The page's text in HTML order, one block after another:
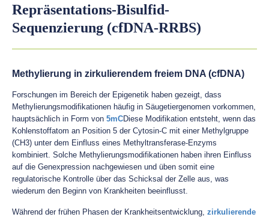
Repräsentations-Bisulfid-
Sequenzierung (cfDNA-RRBS)
Methylierung in zirkulierendem freiem DNA (cfDNA)
Forschungen im Bereich der Epigenetik haben gezeigt, dass
Methylierungsmodifikationen häufig in Säugetiergenomen vorkommen,
hauptsächlich in Form von 5mCDiese Modifikation entsteht, wenn das
Kohlenstoffatom an Position 5 der Cytosin-C mit einer Methylgruppe
(CH3) unter dem Einfluss eines Methyltransferase-Enzyms
kombiniert. Solche Methylierungsmodifikationen haben ihren Einfluss
auf die Genexpression nachgewiesen und üben somit eine
regulatorische Kontrolle über das Schicksal der Zelle aus, was
wiederum den Beginn von Krankheiten beeinflusst.
Während der frühen Phasen der Krankheitsentwicklung, zirkulierende